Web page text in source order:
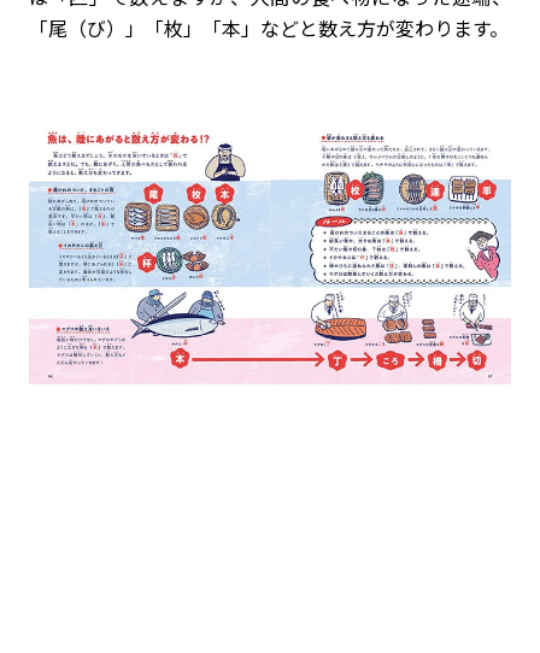
「尾（び）」「枚」「本」などと数え方が変わります。